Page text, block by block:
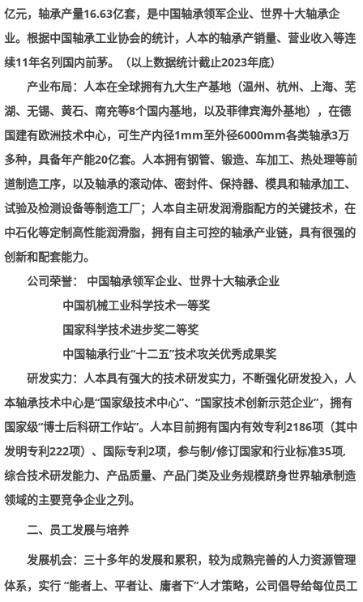
亿元，轴承产量16.63亿套，是中国轴承领军企业、世界十大轴承企
业。根据中国轴承工业协会的统计，人本的轴承产销量、营业收入等连
续11年名列国内前茅。（以上数据统计截止2023年底）
产业布局： 人本在全球拥有九大生产基地（温州、杭州、上海、芜
湖、无锡、黄石、南充等8个国内基地，以及菲律宾海外基地），在德
国建有欧洲技术中心，可生产内径1mm至外径6000mm各类轴承3万
多种，具备年产能20亿套。人本拥有钢管、锻造、车加工、热处理等前
道制造工序，以及轴承的滚动体、密封件、保持器、模具和轴承加工、
试验及检测设备等制造工厂；人本自主研发润滑脂配方的关键技术，在
中石化等定制高性能润滑脂，拥有自主可控的轴承产业链，具有很强的
创新和配套能力。
公司荣誉：
中国轴承领军企业、世界十大轴承企业
中国机械工业科学技术一等奖
国家科学技术进步奖二等奖
中国轴承行业“十二五”技术攻关优秀成果奖
研发实力： 人本具有强大的技术研发实力，不断强化研发投入，人
本轴承技术中心是“国家级技术中心”、“国家技术创新示范企业”，拥有
国家级“博士后科研工作站”。人本目前拥有国内有效专利2186项（其中
发明专利222项）、国际专利2项，参与制/修订国家和行业标准35项,
综合技术研发能力、产品质量、产品门类及业务规模跻身世界轴承制造
领域的主要竞争企业之列。
二、员工发展与培养
发展机会： 三十多年的发展和累积，较为成熟完善的人力资源管理
体系，实行 “能者上、平者让、庸者下”人才策略，公司倡导给每位员工